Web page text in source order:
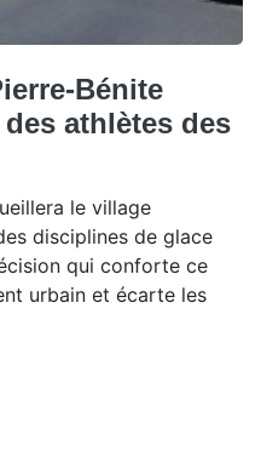
Bénite
athlètes des
le village
disciplines de glace
qui conforte ce
urbain et écarte les